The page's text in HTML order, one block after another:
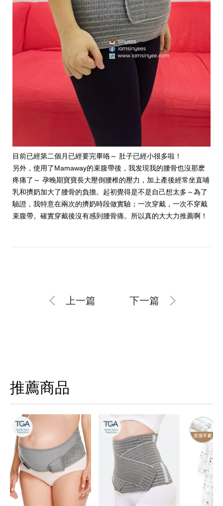
目前已經第二個月已經要完畢咯～ 肚子已經小很多啦！
另外，使用了Mamaway的束腹帶後，我发現我的腰骨也沒那麽
疼痛了～ 孕晚期寶寶長大壓倒腰椎的壓力，加上產後經常坐直哺
乳和擠奶加大了腰骨的負擔。起初覺得是不是自己想太多～為了
驗證，我特意在兩次的擠奶時段做實驗；一次穿戴，一次不穿戴
束腹帶。確實穿戴後沒有感到腰骨痛。所以真的大大力推薦啊！
上一篇 下一篇
推薦商品